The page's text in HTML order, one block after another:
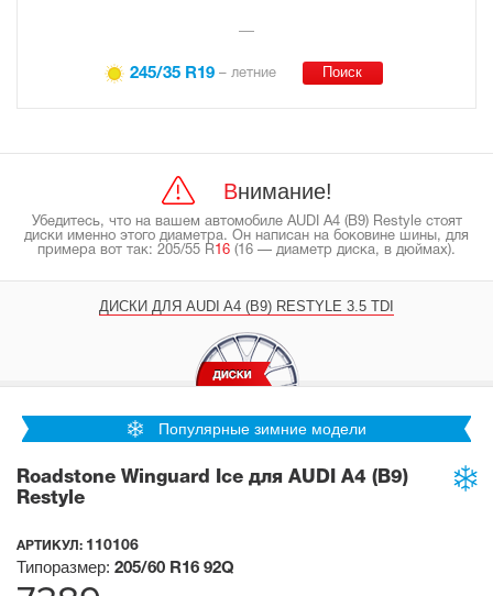
—
245/35 R19– летние
Внимание!
Убедитесь, что на вашем автомобиле AUDI A4 (B9) Restyle стоят
диски именно этого диаметра. Он написан на боковине шины, для
примера вот так: 205/55 R16 (16 — диаметр диска, в дюймах).
ДИСКИ ДЛЯ AUDI A4 (B9) RESTYLE 3.5 TDI
Популярные зимние модели
Roadstone Winguard Ice для AUDI A4 (B9)
Restyle
АРТИКУЛ: 110106
Типоразмер: 205/60 R16 92Q